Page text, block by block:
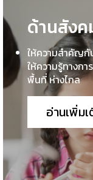
ด้านสังค
ให้ความสำคัญกั
ให้ความรู้ทางก
พื้นที่ ห่างไกล
อ่านเพิ่ม